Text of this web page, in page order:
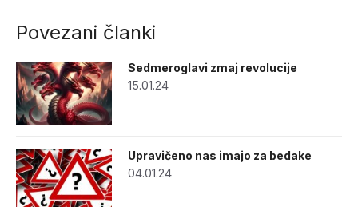
Povezani članki
Sedmeroglavi zmaj revolucije
15.01.24
Upravičeno nas imajo za bedake
04.01.24